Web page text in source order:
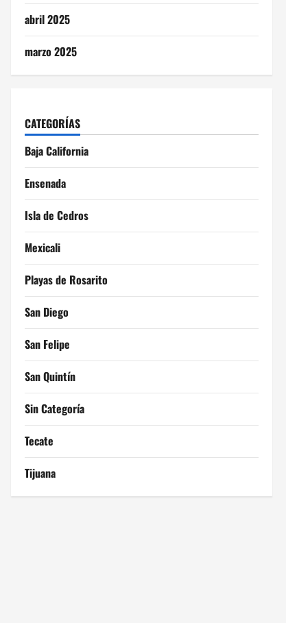
abril 2025
marzo 2025
CATEGORÍAS
Baja California
Ensenada
Isla de Cedros
Mexicali
Playas de Rosarito
San Diego
San Felipe
San Quintín
Sin Categoría
Tecate
Tijuana